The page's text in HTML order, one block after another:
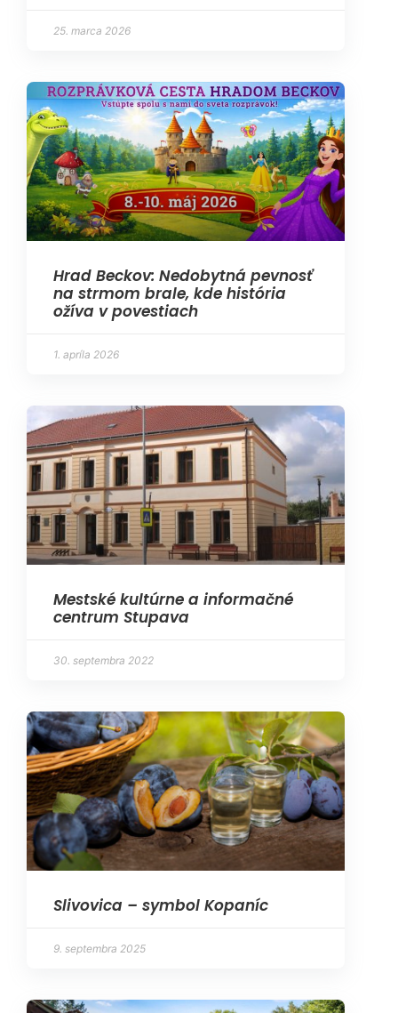
25. marca 2026
Hrad Beckov: Nedobytná pevnosť
na strmom brale, kde história
ožíva v povestiach
1. apríla 2026
Mestské kultúrne a informačné
centrum Stupava
30. septembra 2022
Slivovica – symbol Kopaníc
9. septembra 2025